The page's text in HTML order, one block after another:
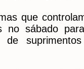
que
no sábado
de